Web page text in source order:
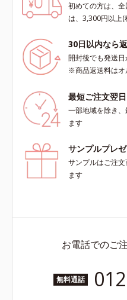
初めての方は、
は、3,300円以上(
30日以内なら
開封後でも発送
※商品返送料はオ
最短ご注文翌
一部地域を除き
ます
サンプルプレ
サンプルはご注
ます
お電話でのご
無料通話